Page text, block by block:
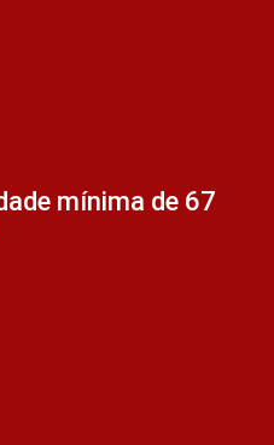
mínima de 67